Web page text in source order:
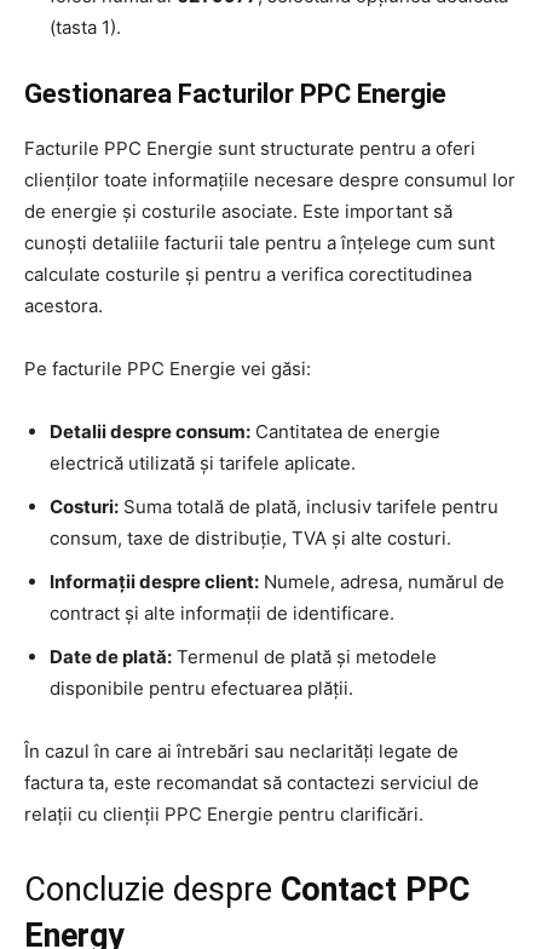
(tasta 1).
Gestionarea Facturilor PPC Energie
Facturile PPC Energie sunt structurate pentru a oferi
clienților toate informațiile necesare despre consumul lor
de energie și costurile asociate. Este important să
cunoști detaliile facturii tale pentru a înțelege cum sunt
calculate costurile și pentru a verifica corectitudinea
acestora.
Pe facturile PPC Energie vei găsi:
Detalii despre consum: Cantitatea de energie
electrică utilizată și tarifele aplicate.
Costuri: Suma totală de plată, inclusiv tarifele pentru
consum, taxe de distribuție, TVA și alte costuri.
Informații despre client: Numele, adresa, numărul de
contract și alte informații de identificare.
Date de plată: Termenul de plată și metodele
disponibile pentru efectuarea plății.
În cazul în care ai întrebări sau neclarități legate de
factura ta, este recomandat să contactezi serviciul de
relații cu clienții PPC Energie pentru clarificări.
Concluzie despre Contact PPC
Energy